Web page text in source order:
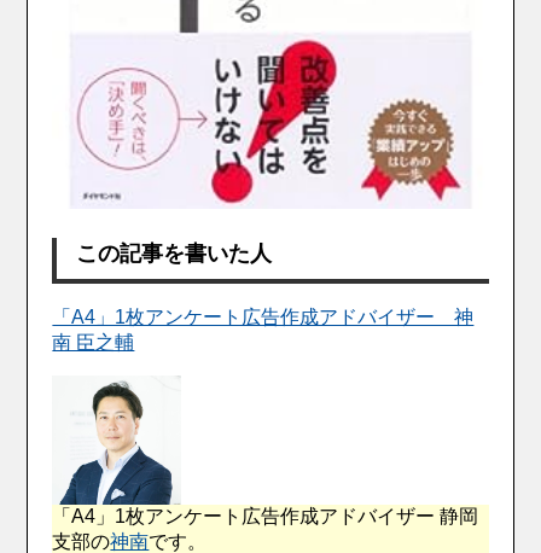
この記事を書いた人
「A4」1枚アンケート広告作成アドバイザー 神
南 臣之輔
「A4」1枚アンケート広告作成アドバイザー 静岡
支部の神南です。